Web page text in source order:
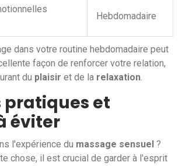
Hebdomadaire
dans votre routine hebdomadaire peut
façon de renforcer votre relation,
du plaisir et de la relaxation.
pratiques et
éviter
l'expérience du massage sensuel ?
chose, il est crucial de garder à l'esprit